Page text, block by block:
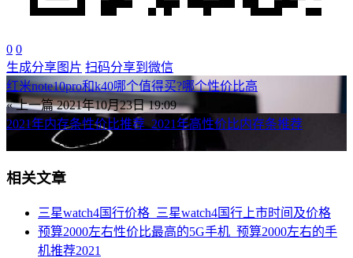
0 0
生成分享图片 扫码分享到微信
红米note10pro和k40哪个值得买?哪个性价比高
« 上一篇 2021年10月23日 19:09
2021年内存条性价比推荐_2021年高性价比内存条推荐
下一篇 » 2021年10月23日 19:09
相关文章
三星watch4国行价格_三星watch4国行上市时间及价格
预算2000左右性价比最高的5G手机_预算2000左右的手
机推荐2021